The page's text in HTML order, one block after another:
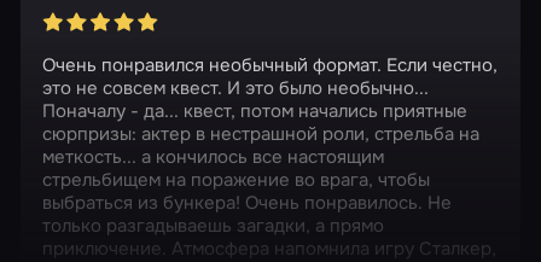
Очень понравился необычный формат. Если честно,
это не совсем квест. И это было необычно...
Поначалу - да... квест, потом начались приятные
сюрпризы: актер в нестрашной роли, стрельба на
меткость... а кончилось все настоящим
стрельбищем на поражение во врага, чтобы
выбраться из бункера! Очень понравилось. Не
только разгадываешь загадки, а прямо
приключение. Атмосфера напомнила игру Сталкер,